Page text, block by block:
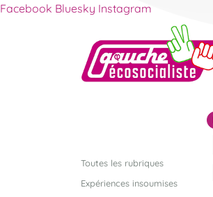
Facebook Bluesky Instagram
Toutes les rubriques
Expériences insoumises